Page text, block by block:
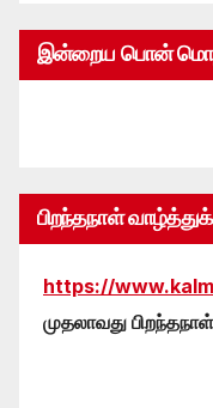
இன்றைய பொன்
பிறந்தநாள்
https://
முதலாவது